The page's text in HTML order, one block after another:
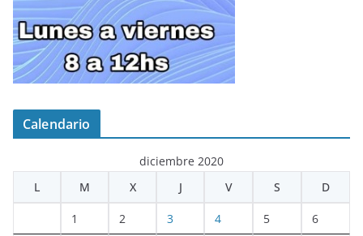
Calendario
diciembre 2020
L
M X J V S D
1 2 3 4 5 6